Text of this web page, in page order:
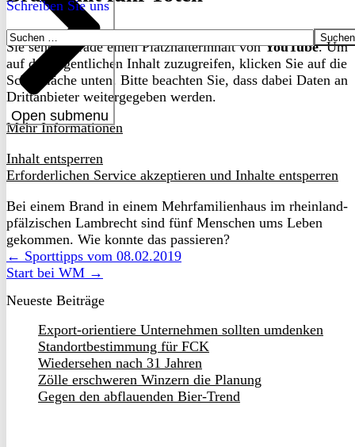
Open submenu
Schreiben Sie uns
Suchen
nach:
Sie sehen gerade einen Platzhalterinhalt vonYouTube. Um
auf den eigentlichen Inhalt zuzugreifen, klicken Sie auf die
Schaltfläche unten. Bitte beachten Sie, dass dabei Daten an
Drittanbieter weitergegeben werden.
Mehr Informationen
Inhalt entsperren
Erforderlichen Service akzeptieren und Inhalte entsperren
Bei einem Brand in einem Mehrfamilienhaus im rheinland-
pfälzischen Lambrecht sind fünf Menschen ums Leben
gekommen. Wie konnte das passieren?
← Sporttipps vom 08.02.2019
Start bei WM →
Neueste Beiträge
Export-orientiere Unternehmen sollten umdenken
Standortbestimmung für FCK
Wiedersehen nach 31 Jahren
Zölle erschweren Winzern die Planung
Gegen den abflauenden Bier-Trend